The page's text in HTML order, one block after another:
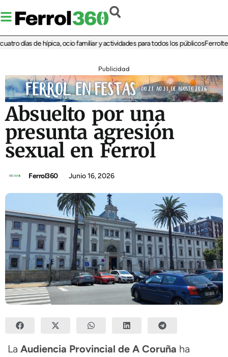
días de hípica, ocio familiar y actividades para todos los públicosFerrolterra
Publicidad
Absuelto por una
presunta agresión
sexual en Ferrol
Ferrol360 Junio 16, 2026
La Audiencia Provincial de A Coruña ha